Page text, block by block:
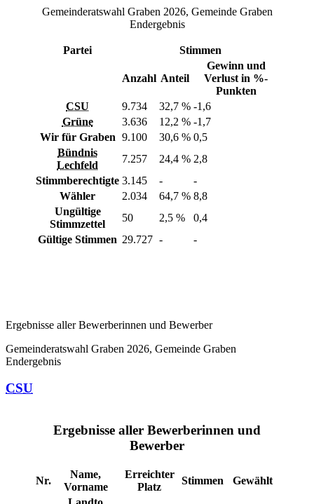
Gemeinderatswahl Graben 2026, Gemeinde Graben
Endergebnis
Partei Stimmen
Anzahl Anteil
Gewinn und
Verlust in %-
Punkten
CSU
9.734 32,7 % -1,6
Grüne
3.636 12,2 % -1,7
Wir für Graben 9.100 30,6 % 0,5
Bündnis
Lechfeld
7.257 24,4 % 2,8
Stimmberechtigte 3.145 -
-
Wähler
2.034 64,7 % 8,8
Ungültige
Stimmzettel
50 2,5 %
0,4
Gültige Stimmen 29.727 - -
Ergebnisse aller Bewerberinnen und Bewerber
Gemeinderatswahl Graben 2026, Gemeinde Graben
Endergebnis
CSU
Ergebnisse aller Bewerberinnen und
Bewerber
Nr.
Name,
Vorname
Erreichter
Platz
Stimmen Gewählt